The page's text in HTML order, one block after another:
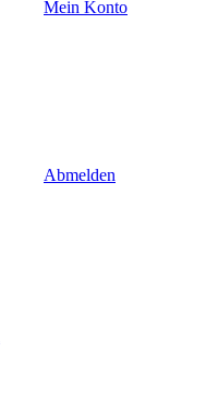
Mein Konto
Abmelden